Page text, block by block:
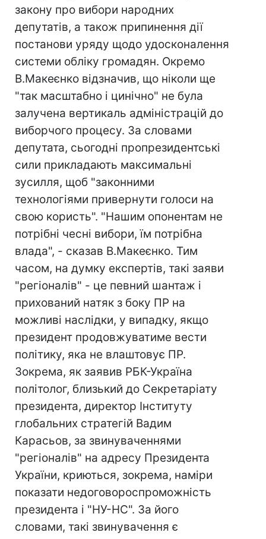
закону про вибори народних
депутатів, а також припинення дії
постанови уряду щодо удосконалення
системи обліку громадян. Окремо
В.Макеєнко відзначив, що ніколи ще
"так масштабно і цинічно" не була
залучена вертикаль адміністрацій до
виборчого процесу. За словами
депутата, сьогодні пропрезидентські
сили прикладають максимальні
зусилля, щоб "законними
технологіями привернути голоси на
свою користь". "Нашим опонентам не
потрібні чесні вибори, їм потрібна
влада", - сказав В.Макеєнко. Тим
часом, на думку експертів, такі заяви
"регіоналів" - це певний шантаж і
прихований натяк з боку ПР на
можливі наслідки, у випадку, якщо
президент продовжуватиме вести
політику, яка не влаштовує ПР.
Зокрема, як заявив РБК-Україна
політолог, близький до Секретаріату
президента, директор Інституту
глобальних стратегій Вадим
Карасьов, за звинуваченнями
"регіоналів" на адресу Президента
України, криються, зокрема, наміри
показати недоговороспроможність
президента і "НУ-НС". За його
словами, такі звинувачення є